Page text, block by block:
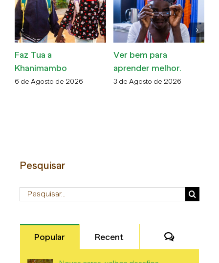
Faz Tua a
Khanimambo
6 de Agosto de 2026
Ver bem para
aprender melhor.
3 de Agosto de 2026
Pesquisar
Pesquisar
Popular Recent